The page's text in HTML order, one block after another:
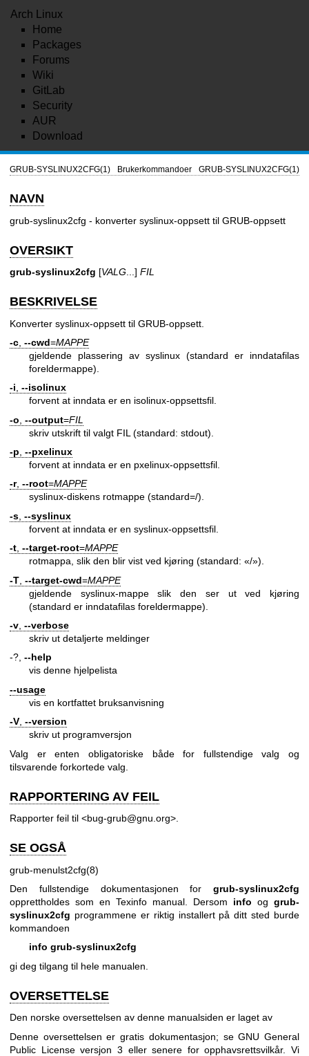
Arch Linux
Home
Packages
Forums
Wiki
GitLab
Security
AUR
Download
GRUB-SYSLINUX2CFG(1) Brukerkommandoer GRUB-SYSLINUX2CFG(1)
NAVN
grub-syslinux2cfg - konverter syslinux-oppsett til GRUB-oppsett
OVERSIKT
grub-syslinux2cfg [VALG ...] FIL
BESKRIVELSE
Konverter syslinux-oppsett til GRUB-oppsett.
-c --cwd=MAPPE
gjeldende plassering av syslinux (standard er inndatafilas
foreldermappe).
-i, --isolinux
forvent at inndata er en isolinux-oppsettsfil.
-o --output=FIL
skriv utskrift til valgt FIL (standard: stdout).
-p --pxelinux
forvent at inndata er en pxelinux-oppsettsfil.
-r, --root=MAPPE
syslinux-diskens rotmappe (standard=/).
-s --syslinux
forvent at inndata er en syslinux-oppsettsfil.
-t, --target-root=MAPPE
rotmappa, slik den blir vist ved kjøring (standard: «/»).
-T --target-cwd=MAPPE
gjeldende syslinux-mappe slik den ser ut ved kjøring
(standard er inndatafilas foreldermappe).
-v --verbose
skriv ut detaljerte meldinger
-?, --help
vis denne hjelpelista
--usage
vis en kortfattet bruksanvisning
-V --version
skriv ut programversjon
Valg er enten obligatoriske både for fullstendige valg og
tilsvarende forkortede valg.
RAPPORTERING AV FEIL
Rapporter feil til <bug-grub@gnu.org>.
SE OGSÅ
grub-menulst2cfg(8)
Den fullstendige dokumentasjonen for grub-syslinux2cfg
opprettholdes som en Texinfo manual. Dersom info og grub-
syslinux2cfg programmene er riktig installert på ditt sted burde
kommandoen
info grub-syslinux2cfg
gi deg tilgang til hele manualen.
OVERSETTELSE
Den norske oversettelsen av denne manualsiden er laget av
Denne oversettelsen er gratis dokumentasjon; seGNU General
Public License versjon 3 eller senere for opphavsrettsvilkår. Vi